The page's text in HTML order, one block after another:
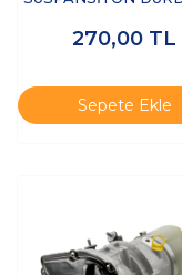
270,00 TL
Sepete Ekle